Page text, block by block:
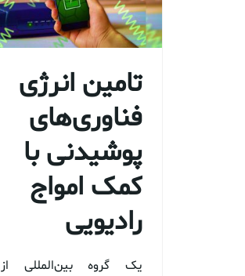
تامین انرژی
فناوری‌های
پوشیدنی با
کمک امواج
رادیویی
یک گروه بین‌المللی از